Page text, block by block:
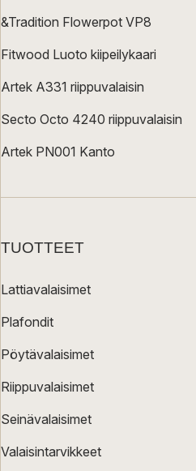
&Tradition Flowerpot VP8
Fitwood Luoto kiipeilykaari
Artek A331 riippuvalaisin
Secto Octo 4240 riippuvalaisin
Artek PN001 Kanto
TUOTTEET
Lattiavalaisimet
Plafondit
Pöytävalaisimet
Riippuvalaisimet
Seinävalaisimet
Valaisintarvikkeet